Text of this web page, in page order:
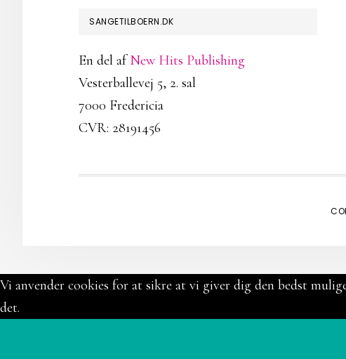
FOOTER
SANGETILBOERN.DK
En del afNew Hits Publishing
Vesterballevej 5, 2. sal
7000 Fredericia
CVR: 28191456
Vi anvender cookies for at sikre at vi giver dig den bedst
det.